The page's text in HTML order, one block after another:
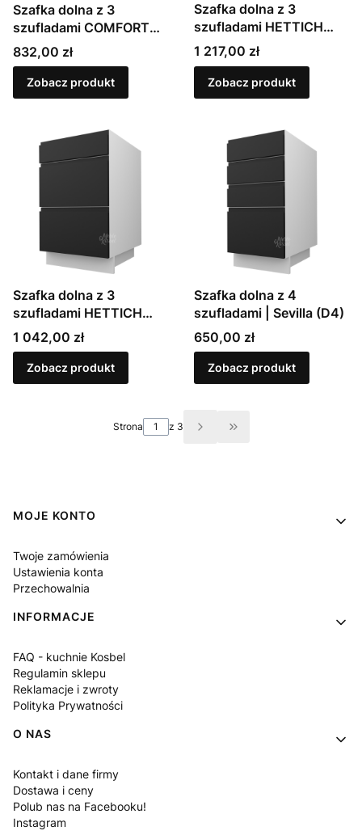
Szafka dolna z 3
szufladami COMFORT
BOX | Sevilla (D3R)
Cena
832,00 zł
Zobacz produkt
Szafka dolna z 3
szufladami HETTICH
InnoTech Atira (2 fronty)
| Sevilla (D2A/1A)
Cena
1 217,00 zł
Zobacz produkt
Szafka dolna z 3
szufladami HETTICH
InnoTech Atira | Sevilla
(D3A)
Cena
1 042,00 zł
Zobacz produkt
Szafka dolna z 4
szufladami | Sevilla (D4)
Cena
650,00 zł
Zobacz produkt
Strona z 3 Przejdź do ostatniej
Linki w stopce
MOJE KONTO
Twoje zamówienia
Ustawienia konta
Przechowalnia
INFORMACJE
FAQ - kuchnie Kosbel
Regulamin sklepu
Reklamacje i zwroty
Polityka Prywatności
O NAS
Kontakt i dane firmy
Dostawa i ceny
Polub nas na Facebooku!
Instagram